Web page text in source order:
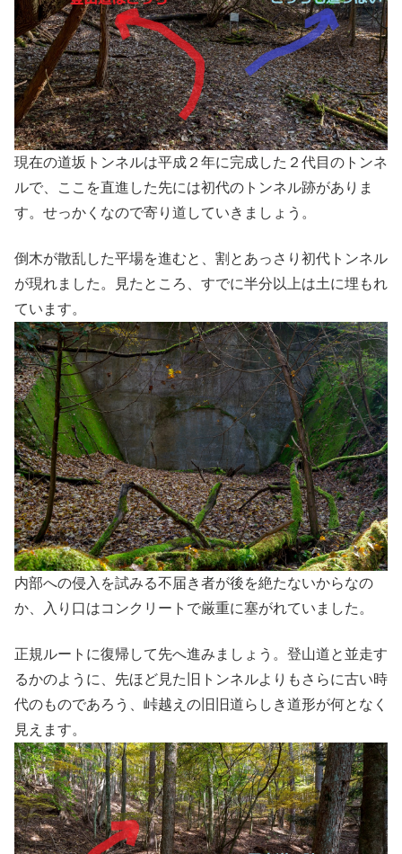
現在の道坂トンネルは平成２年に完成した２代目のトンネ
ルで、ここを直進した先には初代のトンネル跡がありま
す。せっかくなので寄り道していきましょう。
倒木が散乱した平場を進むと、割とあっさり初代トンネル
が現れました。見たところ、すでに半分以上は土に埋もれ
ています。
内部への侵入を試みる不届き者が後を絶たないからなの
か、入り口はコンクリートで厳重に塞がれていました。
正規ルートに復帰して先へ進みましょう。登山道と並走す
るかのように、先ほど見た旧トンネルよりもさらに古い時
代のものであろう、峠越えの旧旧道らしき道形が何となく
見えます。